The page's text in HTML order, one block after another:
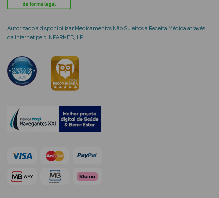
Rosto e
Ver Tudo
Cosmética
Rosto
Hidratantes
Séruns Faciais
Creme de Olhos
Anti-
Autorizado a disponibilizar Medicamentos Não Sujeitos a Receita Médica através
da Internet pelo INFARMED, I.P.